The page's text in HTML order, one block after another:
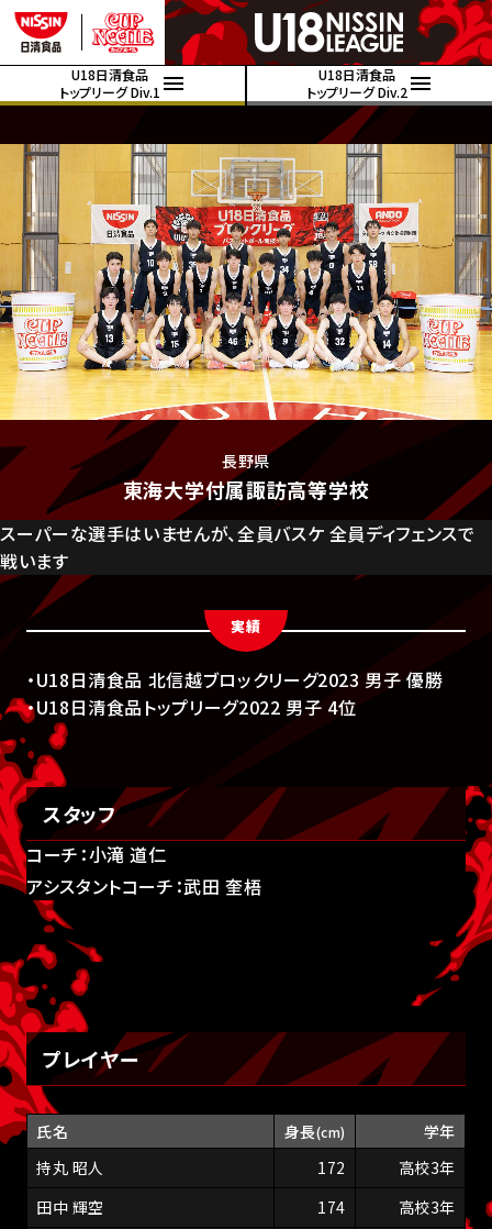
U18日清食品
トップリーグ Div.1
U18日清食品
トップリーグ Div.2
長野県
東海大学付属諏訪高等学校
スーパーな選手はいませんが、全員バスケ 全員ディフェンスで
戦います
実績
・U18日清食品 北信越ブロックリーグ2023 男子 優勝
・U18日清食品トップリーグ2022 男子 4位
スタッフ
コーチ：小滝 道仁
アシスタントコーチ：武田 奎梧
プレイヤー
氏名 身長(cm)
学年
持丸 昭人
172
高校3年
田中 輝空
174
高校3年